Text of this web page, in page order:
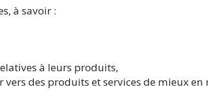
à savoir :
à leurs produits,
des produits et services de mieux en